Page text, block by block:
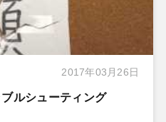
2017年03月26日
ルシューティング